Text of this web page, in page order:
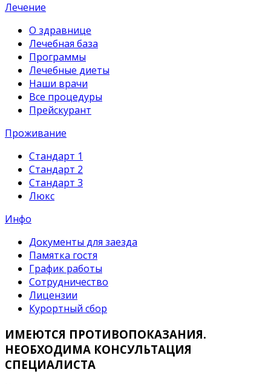
Лечение
О здравнице
Лечебная база
Программы
Лечебные диеты
Наши врачи
Все процедуры
Прейскурант
Проживание
Стандарт 1
Стандарт 2
Стандарт 3
Люкс
Инфо
Документы для заезда
Памятка гостя
График работы
Сотрудничество
Лицензии
Курортный сбор
ИМЕЮТСЯ ПРОТИВОПОКАЗАНИЯ.
НЕОБХОДИМА КОНСУЛЬТАЦИЯ
СПЕЦИАЛИСТА